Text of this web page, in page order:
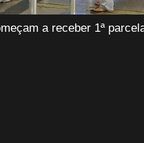
a receber 1ª